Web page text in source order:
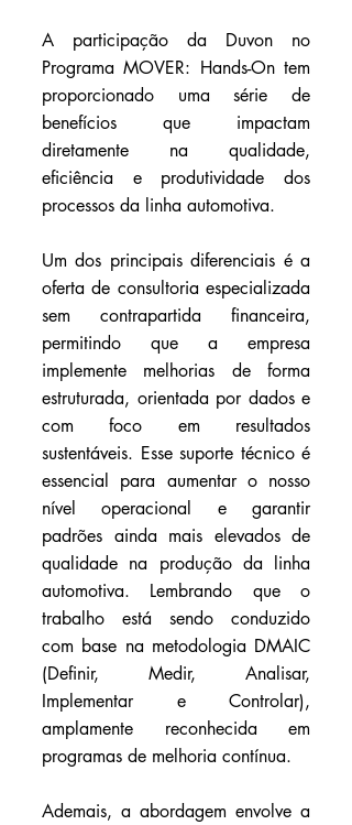
A participação da Duvon no
Programa MOVER: Hands-On tem
proporcionado uma série de
benefícios que impactam
diretamente na qualidade,
eficiência e produtividade dos
processos da linha automotiva.
Um dos principais diferenciais é a
oferta de consultoria especializada
sem contrapartida financeira,
permitindo que a empresa
implemente melhorias de forma
estruturada, orientada por dados e
com foco em resultados
sustentáveis. Esse suporte técnico é
essencial para aumentar o nosso
nível operacional e garantir
padrões ainda mais elevados de
qualidade na produção da linha
automotiva. Lembrando que o
trabalho está sendo conduzido
com base na metodologia DMAIC
(Definir, Medir, Analisar,
Implementar e Controlar),
amplamente reconhecida em
programas de melhoria contínua.
Ademais, a abordagem envolve a